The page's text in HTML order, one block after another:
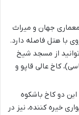
جهان و میراث
با هتل فاصله دارد.
از مسجد شیخ
کاخ عالی قاپو و
این دو کاخ باشکوه
خیره کننده، نیز در